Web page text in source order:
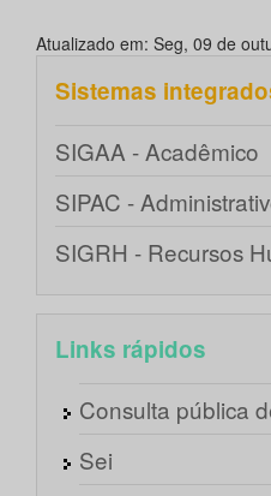
Atualizado em: Seg, 09 de
Sistemas
SIGAA - Acadêmico
SIPAC -
SIGRH - Recursos
Links rápidos
Consulta pública
Sei